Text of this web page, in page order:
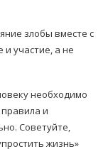
злобы вместе с
и участие, а не
необходимо
и
Советуйте,
жизнь»